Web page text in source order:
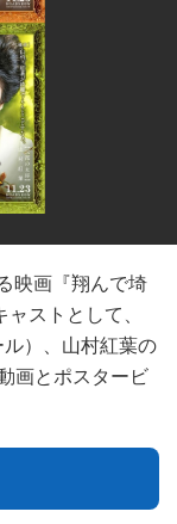
映画『翔んで埼
ストとして、
）、山村紅葉の
画とポスタービ